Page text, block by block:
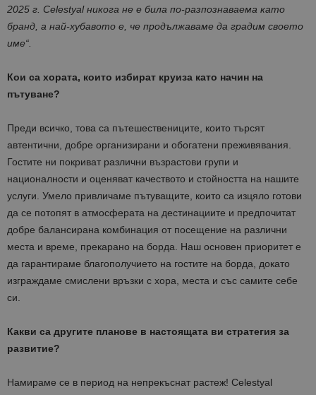
2025 г. Celestyalникога не е била по-разпознаваема като
бранд, а най-хубавото е, че продължаваме да градим своето
име“.
Кои са хората, които избират круиза като начин на
пътуване?
Преди всичко, това са пътешествениците, които търсят
автентични, добре организирани и обогатени преживявания.
Гостите ни покриват различни възрастови групи и
националности и оценяват качеството и стойността на нашите
услуги. Умело привличаме пътуващите, които са изцяло готови
да се потопят в атмосферата на дестинациите и предпочитат
добре балансирана комбинация от посещение на различни
места и време, прекарано на борда. Наш основен приоритет е
да гарантираме благополучието на гостите на борда, докато
изграждаме смислени връзки с хора, места и със самите себе
си.
Какви са другите планове в настоящата ви стратегия за
развитие?
Намираме се в период на непрекъснат растеж! Celestyal